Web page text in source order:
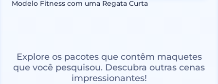
Modelo Fitness com uma Regata Curta
Explore os pacotes que contêm maquetes
que você pesquisou. Descubra outras cenas
impressionantes!